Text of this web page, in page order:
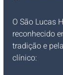
O São Lucas
reconhecido
tradição e
clínico: